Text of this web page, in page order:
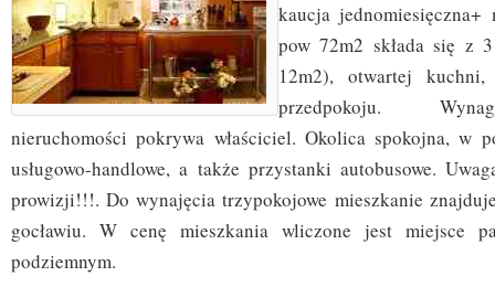
kaucja
pow 72m2 składa się z
12m2), otwartej
przedpokoju.
nieruchomości pokrywa właściciel. Okolica spokojna, w
usługowo-handlowe, a także przystanki autobusowe.
prowizji!!!. Do wynajęcia trzypokojowe mieszkanie
gocławiu. W cenę mieszkania wliczone jest miejsce
podziemnym.